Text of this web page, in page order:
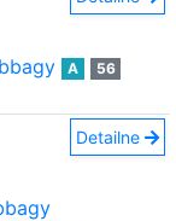
A
56
Detailne